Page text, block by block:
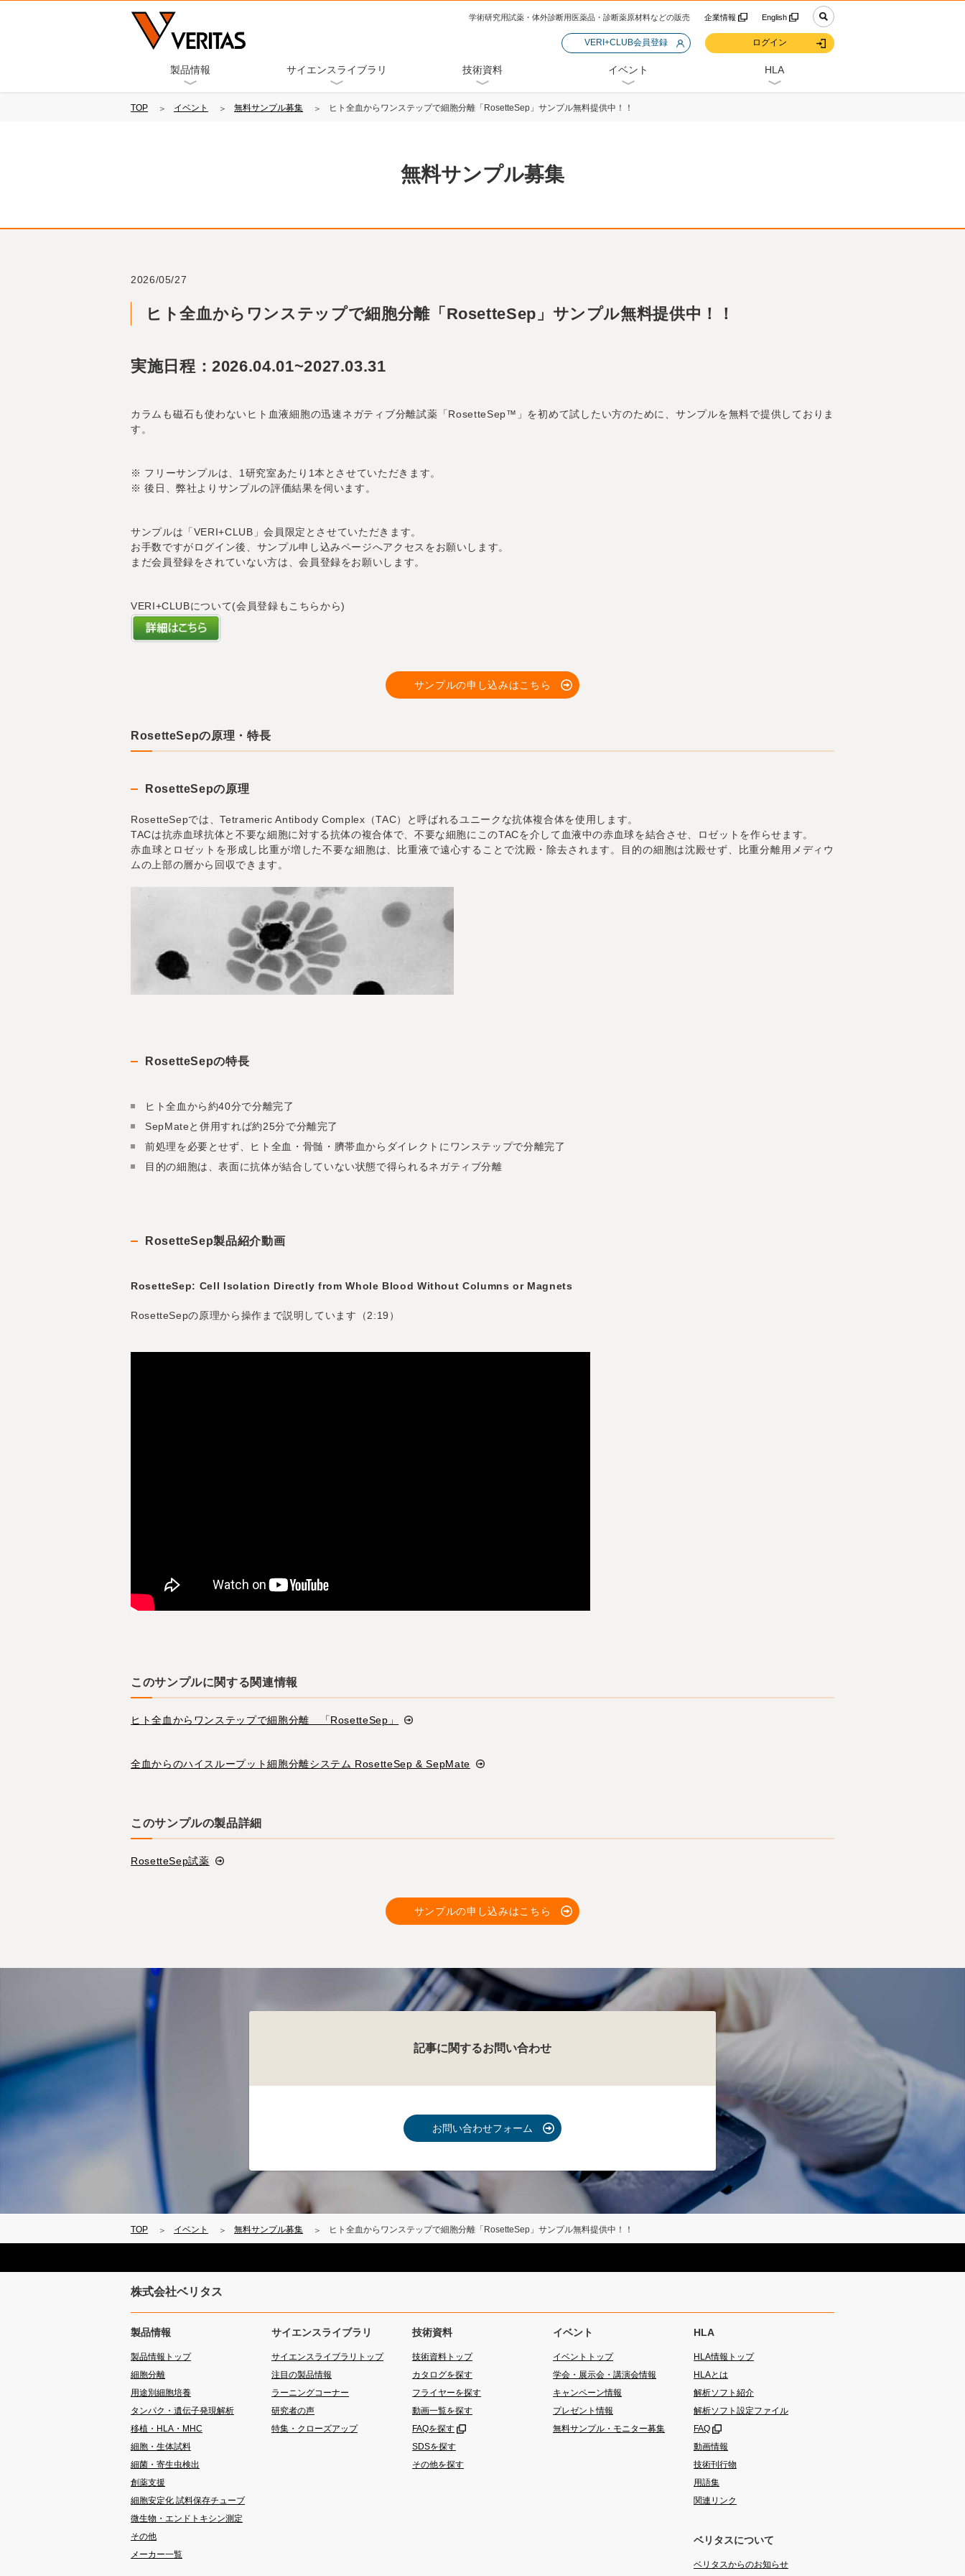
学術研究用試薬・体外診断用医薬品・診断薬原材料などの販売 企業情報 English
VERI+CLUB会員登録 ログイン
製品情報 サイエンスライブラリ 技術資料 イベント HLA
TOP イベント 無料サンプル募集 ヒト全血からワンステップで細胞分離「RosetteSep」サンプル無料提供中！！
無料サンプル募集
2026/05/27
ヒト全血からワンステップで細胞分離「RosetteSep」サンプル無料提供中！！
実施日程：2026.04.01~2027.03.31
カラムも磁石も使わないヒト血液細胞の迅速ネガティブ分離試薬「RosetteSep™」を初めて試したい方のために、サンプルを無料で提供しておりま
す。
※ フリーサンプルは、1研究室あたり1本とさせていただきます。
※ 後日、弊社よりサンプルの評価結果を伺います。
サンプルは「VERI+CLUB」会員限定とさせていただきます。
お手数ですがログイン後、サンプル申し込みページへアクセスをお願いします。
まだ会員登録をされていない方は、会員登録をお願いします。
VERI+CLUBについて(会員登録もこちらから)
サンプルの申し込みはこちら
RosetteSepの原理・特長
RosetteSepの原理
RosetteSepでは、Tetrameric Antibody Complex（TAC）と呼ばれるユニークな抗体複合体を使用します。
TACは抗赤血球抗体と不要な細胞に対する抗体の複合体で、不要な細胞にこのTACを介して血液中の赤血球を結合させ、ロゼットを作らせます。
赤血球とロゼットを形成し比重が増した不要な細胞は、比重液で遠心することで沈殿・除去されます。目的の細胞は沈殿せず、比重分離用メディウ
ムの上部の層から回収できます。
RosetteSepの特長
ヒト全血から約40分で分離完了
SepMateと併用すれば約25分で分離完了
前処理を必要とせず、ヒト全血・骨髄・臍帯血からダイレクトにワンステップで分離完了
目的の細胞は、表面に抗体が結合していない状態で得られるネガティブ分離
RosetteSep製品紹介動画
RosetteSep: Cell Isolation Directly from Whole Blood Without Columns or Magnets
RosetteSepの原理から操作まで説明しています（2:19）
このサンプルに関する関連情報
ヒト全血からワンステップで細胞分離 「RosetteSep」
全血からのハイスループット細胞分離システム RosetteSep & SepMate
このサンプルの製品詳細
RosetteSep試薬
サンプルの申し込みはこちら
記事に関するお問い合わせ
お問い合わせフォーム
TOP イベント 無料サンプル募集 ヒト全血からワンステップで細胞分離「RosetteSep」サンプル無料提供中！！
株式会社ベリタス
製品情報
製品情報トップ
細胞分離
用途別細胞培養
タンパク・遺伝子発現解析
移植・HLA・MHC
細胞・生体試料
細菌・寄生虫検出
創薬支援
細胞安定化 試料保存チューブ
微生物・エンドトキシン測定
その他
メーカー一覧
サイエンスライブラリ
サイエンスライブラリトップ
注目の製品情報
ラーニングコーナー
研究者の声
特集・クローズアップ
技術資料
技術資料トップ
カタログを探す
フライヤーを探す
動画一覧を探す
FAQを探す
SDSを探す
その他を探す
イベント
イベントトップ
学会・展示会・講演会情報
キャンペーン情報
プレゼント情報
無料サンプル・モニター募集
HLA
HLA情報トップ
HLAとは
解析ソフト紹介
解析ソフト設定ファイル
FAQ
動画情報
技術刊行物
用語集
関連リンク
ベリタスについて
ベリタスからのお知らせ